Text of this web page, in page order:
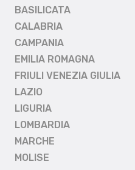
BASILICATA
CALABRIA
CAMPANIA
EMILIA ROMAGNA
FRIULI VENEZIA GIULIA
LAZIO
LIGURIA
LOMBARDIA
MARCHE
MOLISE